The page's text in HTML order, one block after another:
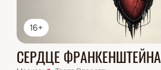
16+
СЕРДЦЕ ФРАНКЕНШТЕЙНА